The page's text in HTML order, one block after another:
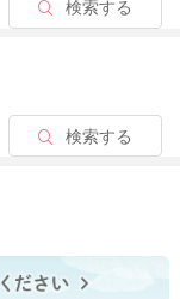
検索する
検索する